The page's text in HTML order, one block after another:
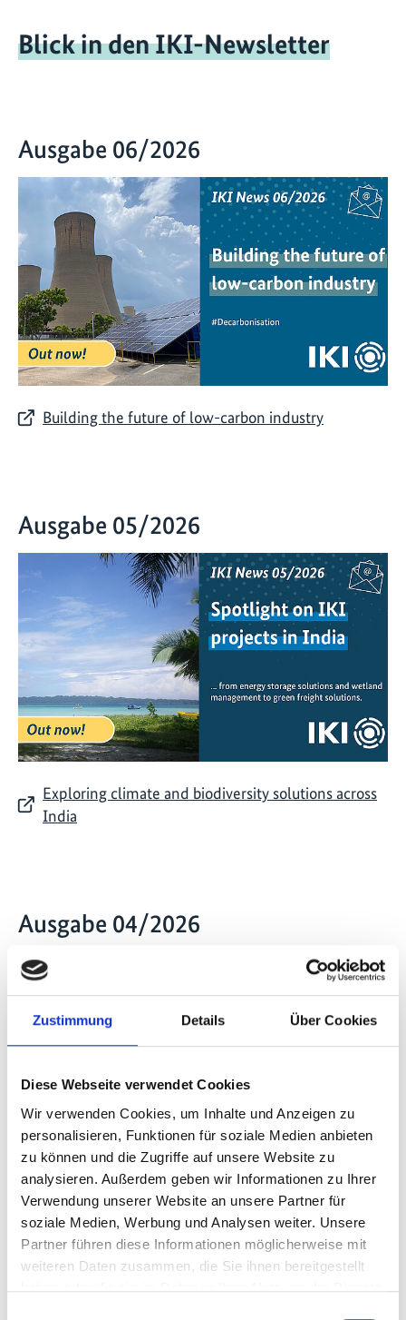
Zustimmung Details Über Cookies
Diese Webseite verwendet Cookies
Wir verwenden Cookies, um Inhalte und Anzeigen zu
personalisieren, Funktionen für soziale Medien anbieten
zu können und die Zugriffe auf unsere Website zu
analysieren. Außerdem geben wir Informationen zu Ihrer
Verwendung unserer Website an unsere Partner für
soziale Medien, Werbung und Analysen weiter. Unsere
Partner führen diese Informationen möglicherweise mit
weiteren Daten zusammen, die Sie ihnen bereitgestellt
haben oder die sie im Rahmen Ihrer Nutzung der Dienste
Blick in den IKI-Newsletter
Ausgabe 06/2026
Building the future of low-carbon industry
Ausgabe 05/2026
Exploring climate and biodiversity solutions across
India
Ausgabe 04/2026
Advancing Global Climate Action: Partnering with
South Africa